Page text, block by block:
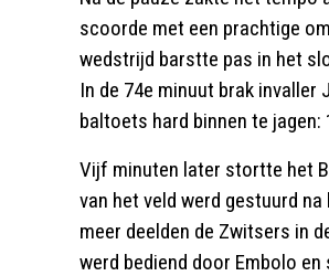
scoorde met een prachtige
wedstrijd barstte pas in het
In de 74e minuut brak
baltoets hard binnen te jagen:
Vijf minuten later stortte het
van het veld werd gestuurd
meer deelden de Zwitsers in
werd bediend door Embolo